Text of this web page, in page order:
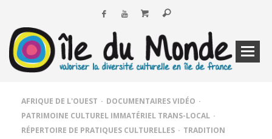
AFRIQUE DE L'OUEST
DOCUMENTAIRES VIDÉO
PATRIMOINE CULTUREL IMMATÉRIEL TRANS-LOCAL
RÉPERTOIRE DE PRATIQUES CULTURELLES
TRADITION